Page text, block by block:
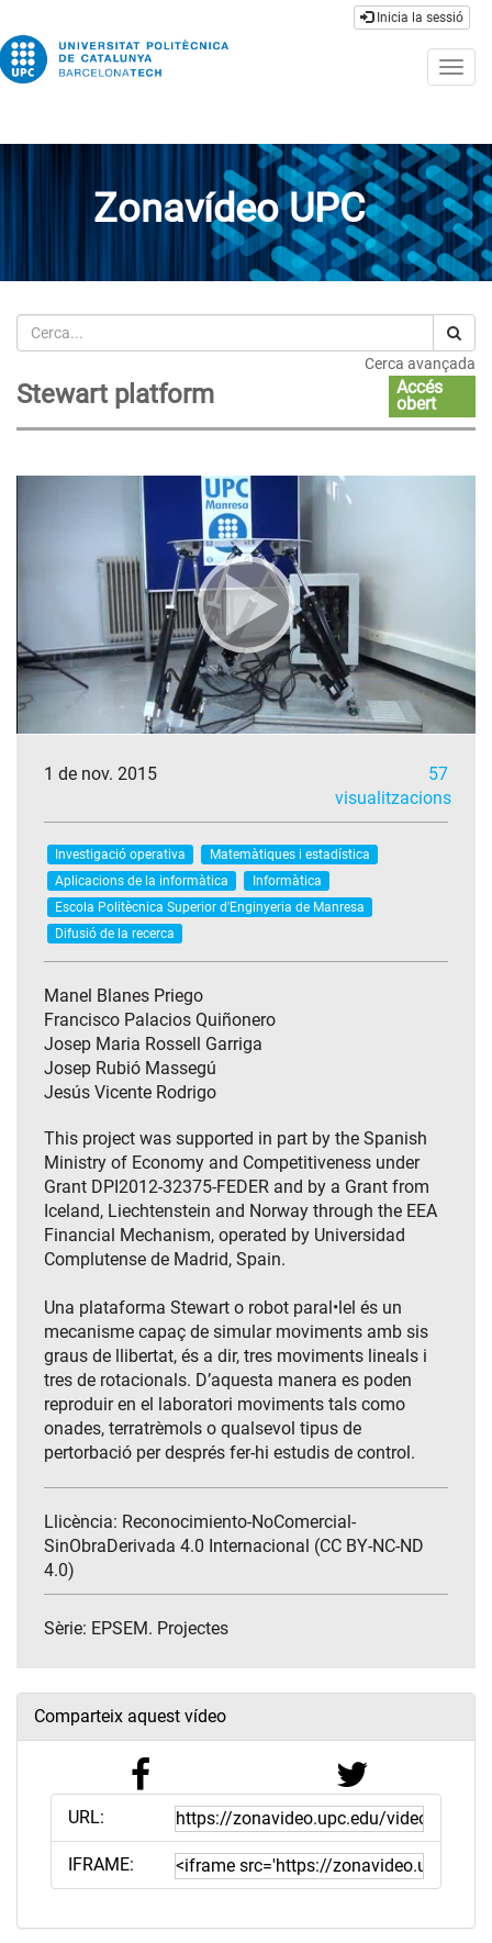
Inicia la sessió
Zonavídeo UPC
Cerca
Cerca avançada
Stewart platform
Accés
obert
1 de nov. 2015
57
visualitzacions
Investigació operativa
Matemàtiques i estadística
Aplicacions de la informàtica
Informàtica
Escola Politècnica Superior d'Enginyeria de Manresa
Difusió de la recerca
Manel Blanes Priego
Francisco Palacios Quiñonero
Josep Maria Rossell Garriga
Josep Rubió Massegú
Jesús Vicente Rodrigo
This project was supported in part by the Spanish
Ministry of Economy and Competitiveness under
Grant DPI2012-32375-FEDER and by a Grant from
Iceland, Liechtenstein and Norway through the EEA
Financial Mechanism, operated by Universidad
Complutense de Madrid, Spain.
Una plataforma Stewart o robot paral•lel és un
mecanisme capaç de simular moviments amb sis
graus de llibertat, és a dir, tres moviments lineals i
tres de rotacionals. D’aquesta manera es poden
reproduir en el laboratori moviments tals como
onades, terratrèmols o qualsevol tipus de
pertorbació per després fer-hi estudis de control.
Llicència: Reconocimiento-NoComercial-
SinObraDerivada 4.0 Internacional (CC BY-NC-ND
4.0)
Sèrie: EPSEM. Projectes
Comparteix aquest vídeo
URL:
IFRAME: